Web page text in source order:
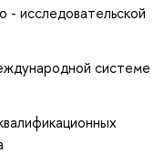
- исследовательской
системе